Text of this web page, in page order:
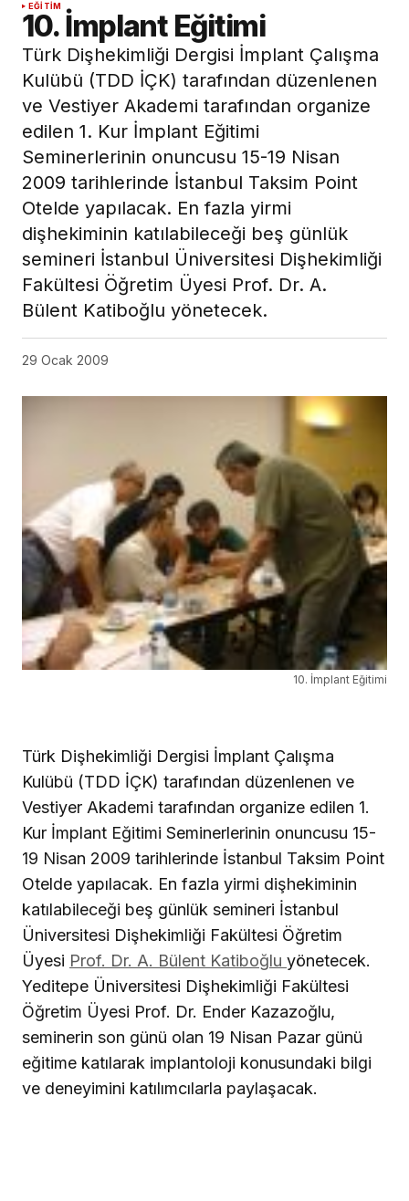
EĞITIM
10. İmplant Eğitimi
Türk Dişhekimliği Dergisi İmplant Çalışma
Kulübü (TDD İÇK) tarafından düzenlenen
ve Vestiyer Akademi tarafından organize
edilen 1. Kur İmplant Eğitimi
Seminerlerinin onuncusu 15-19 Nisan
2009 tarihlerinde İstanbul Taksim Point
Otelde yapılacak. En fazla yirmi
dişhekiminin katılabileceği beş günlük
semineri İstanbul Üniversitesi Dişhekimliği
Fakültesi Öğretim Üyesi Prof. Dr. A.
Bülent Katiboğlu yönetecek.
29 Ocak 2009
10. İmplant Eğitimi
Türk Dişhekimliği Dergisi İmplant Çalışma
Kulübü (TDD İÇK) tarafından düzenlenen ve
Vestiyer Akademi tarafından organize edilen 1.
Kur İmplant Eğitimi Seminerlerinin onuncusu 15-
19 Nisan 2009 tarihlerinde İstanbul Taksim Point
Otelde yapılacak. En fazla yirmi dişhekiminin
katılabileceği beş günlük semineri İstanbul
Üniversitesi Dişhekimliği Fakültesi Öğretim
Üyesi Prof. Dr. A. Bülent Katiboğlu yönetecek.
Yeditepe Üniversitesi Dişhekimliği Fakültesi
Öğretim Üyesi Prof. Dr. Ender Kazazoğlu,
seminerin son günü olan 19 Nisan Pazar günü
eğitime katılarak implantoloji konusundaki bilgi
ve deneyimini katılımcılarla paylaşacak.